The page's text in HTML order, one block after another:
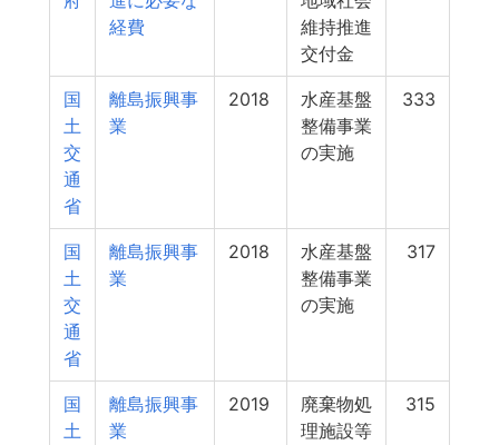
経費
維持推進
交付金
国
土
交
通
省
離島振興事
業
2018
水産基盤
整備事業
の実施
333
国
土
交
通
省
離島振興事
業
2018
水産基盤
整備事業
の実施
317
国
土
離島振興事
業
2019
廃棄物処
理施設等
315